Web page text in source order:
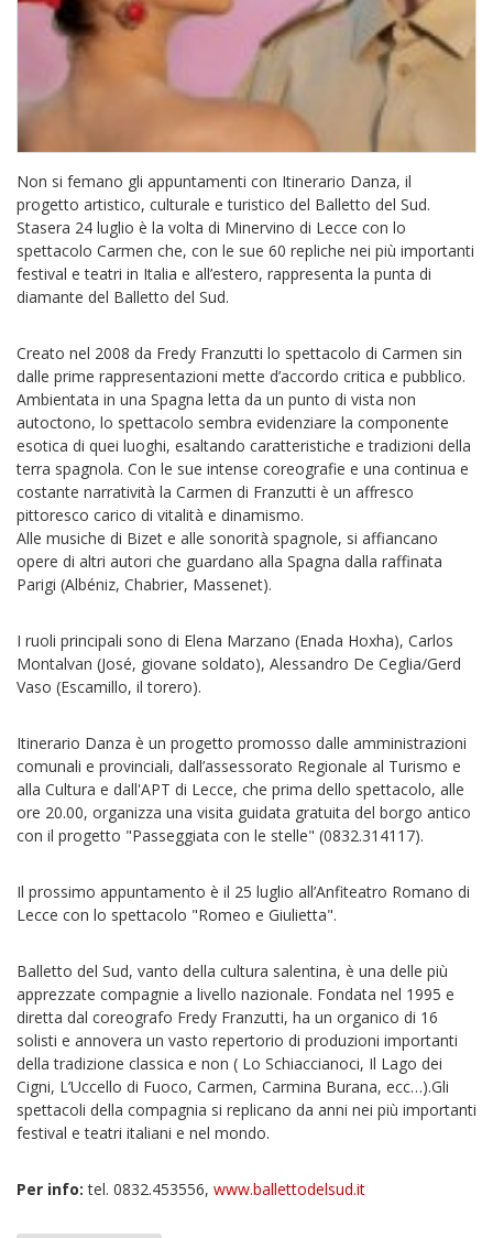
Non si femano gli appuntamenti con Itinerario Danza, il
progetto artistico, culturale e turistico del Balletto del Sud.
Stasera 24 luglio è la volta di Minervino di Lecce con lo
spettacolo Carmen che, con le sue 60 repliche nei più importanti
festival e teatri in Italia e all’estero, rappresenta la punta di
diamante del Balletto del Sud.
Creato nel 2008 da Fredy Franzutti lo spettacolo di Carmen sin
dalle prime rappresentazioni mette d’accordo critica e pubblico.
Ambientata in una Spagna letta da un punto di vista non
autoctono, lo spettacolo sembra evidenziare la componente
esotica di quei luoghi, esaltando caratteristiche e tradizioni della
terra spagnola. Con le sue intense coreografie e una continua e
costante narratività la Carmen di Franzutti è un affresco
pittoresco carico di vitalità e dinamismo.
Alle musiche di Bizet e alle sonorità spagnole, si affiancano
opere di altri autori che guardano alla Spagna dalla raffinata
Parigi (Albéniz, Chabrier, Massenet).
I ruoli principali sono di Elena Marzano (Enada Hoxha), Carlos
Montalvan (José, giovane soldato), Alessandro De Ceglia/Gerd
Vaso (Escamillo, il torero).
Itinerario Danza è un progetto promosso dalle amministrazioni
comunali e provinciali, dall’assessorato Regionale al Turismo e
alla Cultura e dall'APT di Lecce, che prima dello spettacolo, alle
ore 20.00, organizza una visita guidata gratuita del borgo antico
con il progetto "Passeggiata con le stelle" (0832.314117).
Il prossimo appuntamento è il 25 luglio all’Anfiteatro Romano di
Lecce con lo spettacolo "Romeo e Giulietta".
Balletto del Sud, vanto della cultura salentina, è una delle più
apprezzate compagnie a livello nazionale. Fondata nel 1995 e
diretta dal coreografo Fredy Franzutti, ha un organico di 16
solisti e annovera un vasto repertorio di produzioni importanti
della tradizione classica e non ( Lo Schiaccianoci, Il Lago dei
Cigni, L’Uccello di Fuoco, Carmen, Carmina Burana, ecc…).Gli
spettacoli della compagnia si replicano da anni nei più importanti
festival e teatri italiani e nel mondo.
Per info: tel. 0832.453556, www.ballettodelsud.it